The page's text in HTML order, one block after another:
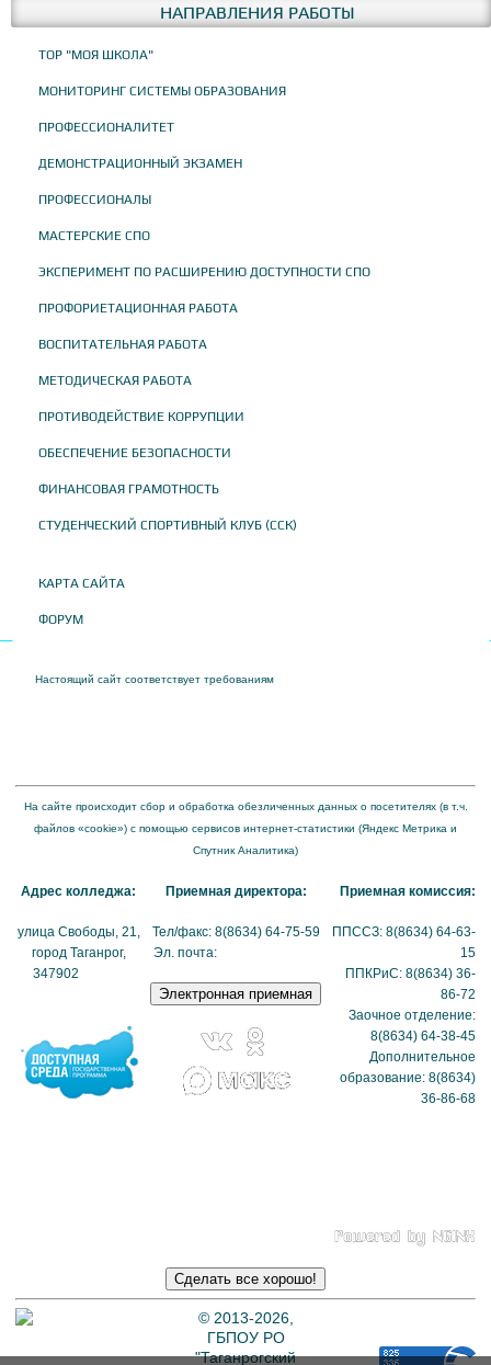
НАПРАВЛЕНИЯ РАБОТЫ
ТОР "МОЯ ШКОЛА"
МОНИТОРИНГ СИСТЕМЫ ОБРАЗОВАНИЯ
ПРОФЕССИОНАЛИТЕТ
ДЕМОНСТРАЦИОННЫЙ ЭКЗАМЕН
ПРОФЕССИОНАЛЫ
МАСТЕРСКИЕ СПО
ЭКСПЕРИМЕНТ ПО РАСШИРЕНИЮ ДОСТУПНОСТИ СПО
ПРОФОРИЕТАЦИОННАЯ РАБОТА
ВОСПИТАТЕЛЬНАЯ РАБОТА
МЕТОДИЧЕСКАЯ РАБОТА
ПРОТИВОДЕЙСТВИЕ КОРРУПЦИИ
ОБЕСПЕЧЕНИЕ БЕЗОПАСНОСТИ
ФИНАНСОВАЯ ГРАМОТНОСТЬ
СТУДЕНЧЕСКИЙ СПОРТИВНЫЙ КЛУБ (ССК)
КАРТА САЙТА
ФОРУМ
Настоящий сайт соответствует требованиям
На сайте происходит сбор и обработка обезличенных данных о посетителях (в т.ч.
файлов «cookie») с помощью сервисов интернет-статистики (Яндекс Метрика и
Спутник Аналитика)
Адрес колледжа:
улица Свободы, 21,
город Таганрог,
347902
Приемная директора:
Тел/факс: 8(8634) 64-75-59
Эл. почта:
Приемная комиссия:
ППССЗ: 8(8634) 64-63-
15
ППКРиС: 8(8634) 36-
86-72
Заочное отделение:
8(8634) 64-38-45
Дополнительное
образование: 8(8634)
36-86-68
© 2013-2026,
ГБПОУ РО
"Таганрогский